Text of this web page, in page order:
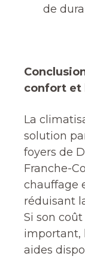
de
confort et
La
solution
foyers de
Franche-
chauffage
réduisant
Si son
important,
aides